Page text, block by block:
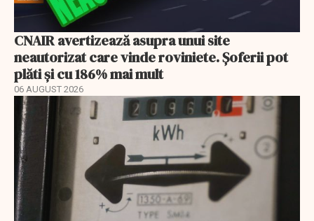
CNAIR avertizează asupra unui site
neautorizat care vinde roviniete. Șoferii pot
plăti și cu 186% mai mult
06 AUGUST 2026